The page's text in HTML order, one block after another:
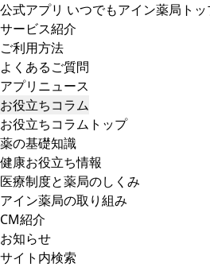
公式アプリ いつでもアイン薬局トッ
サービス紹介
ご利用方法
よくあるご質問
アプリニュース
お役立ちコラム
お役立ちコラムトップ
薬の基礎知識
健康お役立ち情報
医療制度と薬局のしくみ
アイン薬局の取り組み
CM紹介
お知らせ
サイト内検索